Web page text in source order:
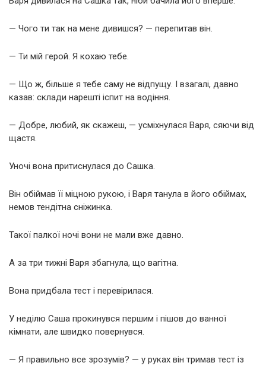
— Чого ти так на мене дивишся? — перепитав він.
— Ти мій герой. Я кохаю тебе.
— Що ж, більше я тебе саму не відпущу. І взагалі, давно
казав: склади нарешті іспит на водіння.
— Добре, любий, як скажеш, — усміхнулася Варя, сяючи від
щастя.
Уночі вона притиснулася до Сашка.
Він обіймав її міцною рукою, і Варя танула в його обіймах,
немов тендітна сніжинка.
Такої палкої ночі вони не мали вже давно.
А за три тижні Варя збагнула, що вагітна.
Вона придбала тест і перевірилася.
У неділю Саша прокинувся першим і пішов до ванної
кімнати, але швидко повернувся.
— Я правильно все зрозумів? — у руках він тримав тест із